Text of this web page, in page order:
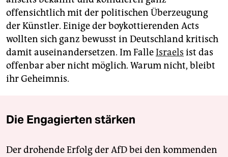
offensichtlich mit der politischen Überzeugung
der Künstler. Einige der boykottierenden Acts
wollten sich ganz bewusst in Deutschland kritisch
damit auseinandersetzen. Im FalleIsraels ist das
offenbar aber nicht möglich. Warum nicht, bleibt
ihr Geheimnis.
Die Engagierten stärken
Der drohende Erfolg der AfD bei den kommenden